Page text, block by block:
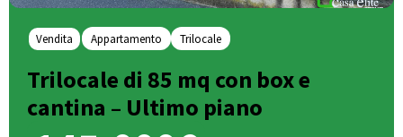
Vendita Appartamento Trilocale
Trilocale di 85 mq con box e
cantina – Ultimo piano